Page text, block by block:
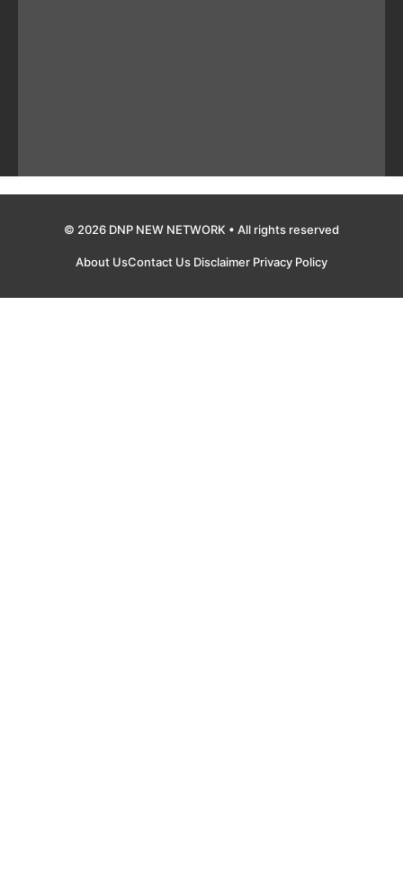
© 2026 DNP NEW NETWORK • All rights reserved
About UsContact Us Disclaimer Privacy Policy